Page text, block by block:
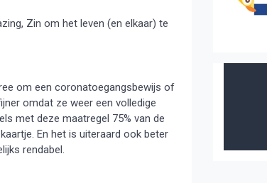
, Zin om het leven (en elkaar) te
om een coronatoegangsbewijs of
omdat ze weer een volledige
met deze maatregel 75% van de
En het is uiteraard ook beter
rendabel.